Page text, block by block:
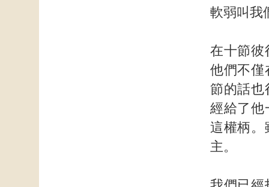
軟弱叫我
在十節彼
他們不僅
節的話也
經給了他
這權柄。
主。